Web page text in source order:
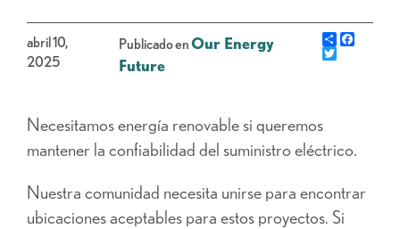
abril 10,
2025
Publicado enOur Energy
Future
Share
Necesitamos energía renovable si queremos
mantener la confiabilidad del suministro eléctrico.
Nuestra comunidad necesita unirse para encontrar
ubicaciones aceptables para estos proyectos. Si